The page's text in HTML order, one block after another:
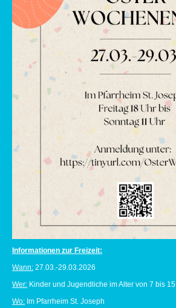
Informationen zur Freizeit:
Wann: 27.03.-29.03.2026
Wer: Kinder und Jugendliche im Alter von 7 bis
Wo: Im Pfarrheim St. Joseph